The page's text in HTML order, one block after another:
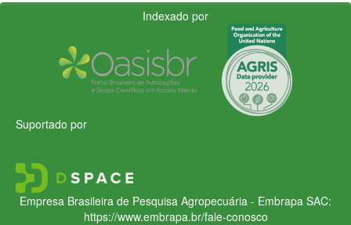
Indexado por
Suportado por
Empresa Brasileira de Pesquisa Agropecuária - Embrapa SAC:
https://www.embrapa.br/fale-conosco